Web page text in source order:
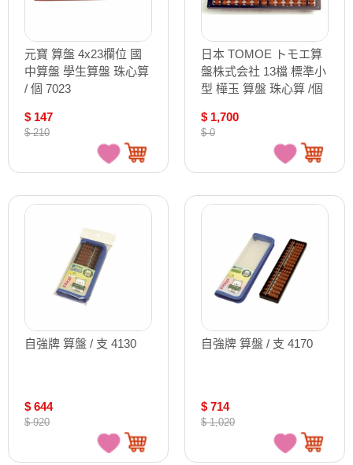
元寶 算盤 4x23欄位 國
中算盤 學生算盤 珠心算
/ 個 7023
$ 147
$ 210
日本 TOMOE トモエ算
盤株式会社 13檔 標準小
型 樺玉 算盤 珠心算 /個
$ 1,700
$ 0
自強牌 算盤 / 支 4130
$ 644
$ 920
自強牌 算盤 / 支 4170
$ 714
$ 1,020